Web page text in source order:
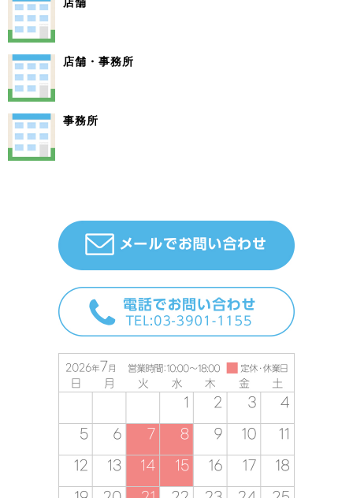
店舗
店舗・事務所
事務所